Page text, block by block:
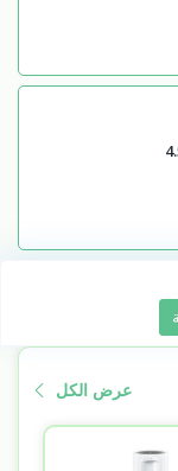
عرض الكل